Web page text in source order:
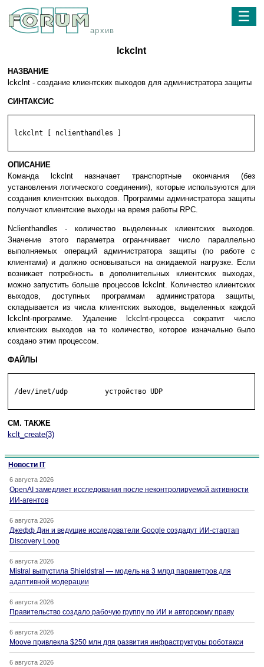
архив
☰
lckclnt
НАЗВАНИЕ
lckclnt - создание клиентских выходов для администратора защиты
СИНТАКСИС
lckclnt [ nclienthandles ]
ОПИСАНИЕ
Команда lckclnt назначает транспортные окончания (без
установления логического соединения), которые используются для
создания клиентских выходов. Программы администратора защиты
получают клиентские выходы на время работы RPC.
Nclienthandles - количество выделенных клиентских выходов.
Значение этого параметра ограничивает число параллельно
выполняемых операций администратора защиты (по работе с
клиентами) и должно основываться на ожидаемой нагрузке. Если
возникает потребность в дополнительных клиентских выходах,
можно запустить больше процессов lckclnt. Количество клиентских
выходов, доступных программам администратора защиты,
складывается из числа клиентских выходов, выделенных каждой
lckclnt-программе. Удаление lckclnt-процесса сократит число
клиентских выходов на то количество, которое изначально было
создано этим процессом.
ФАЙЛЫ
/dev/inet/udp         устройство UDP
СМ. ТАКЖЕ
kclt_create(3)
Новости IT
6 августа 2026
OpenAI замедляет исследования после неконтролируемой активности
ИИ-агентов
6 августа 2026
Джефф Дин и ведущие исследователи Google создадут ИИ-стартап
Discovery Loop
6 августа 2026
Mistral выпустила Shieldstral — модель на 3 млрд параметров для
адаптивной модерации
6 августа 2026
Правительство создало рабочую группу по ИИ и авторскому праву
6 августа 2026
Moove привлекла $250 млн для развития инфраструктуры роботакси
6 августа 2026